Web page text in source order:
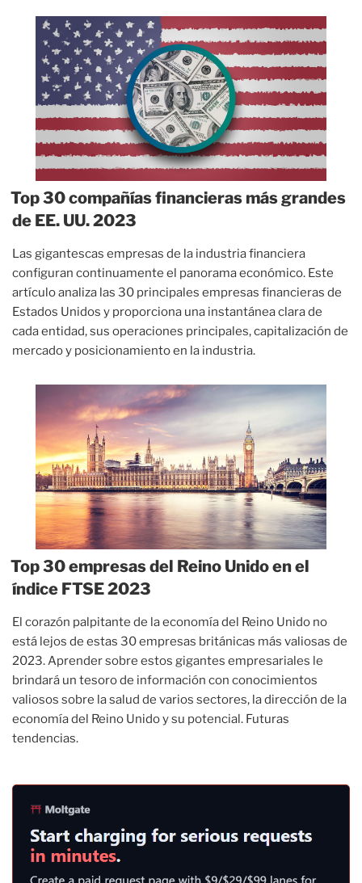
Top 30 compañías financieras más grandes
de EE. UU. 2023
Las gigantescas empresas de la industria financiera
configuran continuamente el panorama económico. Este
artículo analiza las 30 principales empresas financieras de
Estados Unidos y proporciona una instantánea clara de
cada entidad, sus operaciones principales, capitalización de
mercado y posicionamiento en la industria.
Top 30 empresas del Reino Unido en el
índice FTSE 2023
El corazón palpitante de la economía del Reino Unido no
está lejos de estas 30 empresas británicas más valiosas de
2023. Aprender sobre estos gigantes empresariales le
brindará un tesoro de información con conocimientos
valiosos sobre la salud de varios sectores, la dirección de la
economía del Reino Unido y su potencial. Futuras
tendencias.